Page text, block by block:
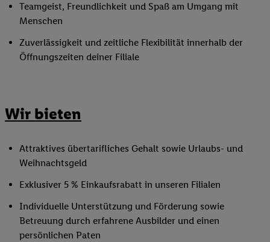
Teamgeist, Freundlichkeit und Spaß am Umgang mit
Menschen
Zuverlässigkeit und zeitliche Flexibilität innerhalb der
Öffnungszeiten deiner Filiale
Wir bieten
Attraktives übertarifliches Gehalt sowie Urlaubs- und
Weihnachtsgeld
Exklusiver 5 % Einkaufsrabatt in unseren Filialen
Individuelle Unterstützung und Förderung sowie
Betreuung durch erfahrene Ausbilder und einen
persönlichen Paten